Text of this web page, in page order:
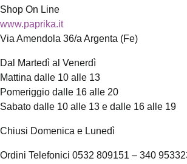
Shop On Line
www.paprika.it
Via Amendola 36/a Argenta (Fe)
Dal Martedì al Venerdì
Mattina dalle 10 alle 13
Pomeriggio dalle 16 alle 20
Sabato dalle 10 alle 13 e dalle 16 alle 19
Chiusi Domenica e Lunedì
Ordini Telefonici 0532 809151 – 340